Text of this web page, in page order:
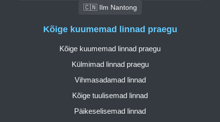
🇨🇳 Ilm Nantong
Kõige kuumemad linnad praegu
Kõige kuumemad linnad praegu
Külmimad linnad praegu
Vihmasadamad linnad
Kõige tuulisemad linnad
Päikeselisemad linnad